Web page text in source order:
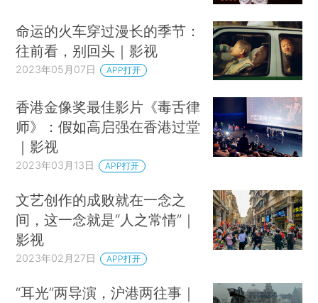
命运的火车穿过漫长的季节：
往前看，别回头｜影视
2023年05月07日 APP打开
香港金像奖最佳影片《毒舌律
师》：假如高启强在香港过堂
｜影视
2023年03月13日 APP打开
文艺创作的成败就在一念之
间，这一念就是“人之常情”｜
影视
2023年02月27日 APP打开
“耳光”两导演，沪港两往事｜